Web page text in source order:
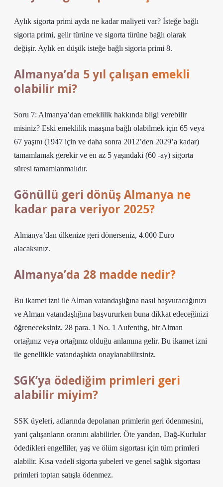
Aylık sigorta primi ayda ne kadar maliyeti var? İsteğe bağlı
sigorta primi, gelir türüne ve sigorta türüne bağlı olarak
değişir. Aylık en düşük isteğe bağlı sigorta primi 8.
Almanya’da 5 yıl çalışan emekli
olabilir mi?
Soru 7: Almanya’dan emeklilik hakkında bilgi verebilir
misiniz? Eski emeklilik maaşına bağlı olabilmek için 65 veya
67 yaşını (1947 için ve daha sonra 2012’den 2029’a kadar)
tamamlamak gerekir ve en az 5 yaşındaki (60 -ay) sigorta
süresi tamamlanmalıdır.
Gönüllü geri dönüş Almanya ne
kadar para veriyor 2025?
Almanya’dan ülkenize geri dönerseniz, 4.000 Euro
alacaksınız.
Almanya’da 28 madde nedir?
Bu ikamet izni ile Alman vatandaşlığına nasıl başvuracağınızı
ve Alman vatandaşlığına başvururken buna dikkat edeceğinizi
öğreneceksiniz. 28 para. 1 No. 1 Aufenthg, bir Alman
ortağınız veya ortağınız olduğu anlamına gelir. Bu ikamet izni
ile genellikle vatandaşlıkta onaylanabilirsiniz.
SGK’ya ödediğim primleri geri
alabilir miyim?
SSK üyeleri, adlarında depolanan primlerin geri ödenmesini,
yani çalışanların oranını alabilirler. Öte yandan, Dağ-Kurlular
ödedikleri engelliler, yaş ve ölüm sigortası için tüm primleri
alabilir. Kısa vadeli sigorta şubeleri ve genel sağlık sigortası
primleri toptan satışla ödenmez.